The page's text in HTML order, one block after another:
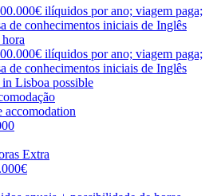
ilíquidos por ano; viagem paga;
de conhecimentos iniciais de Inglês
hora
ilíquidos por ano; viagem paga;
de conhecimentos iniciais de Inglês
Lisboa possible
accomodation
Extra